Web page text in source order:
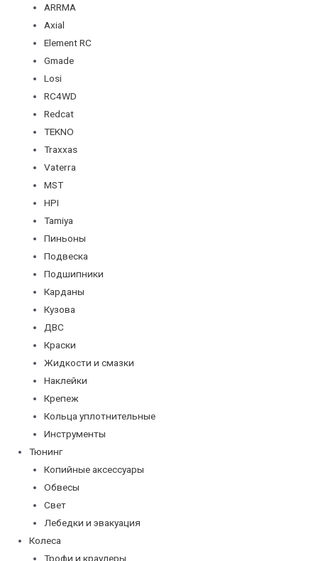
ARRMA
Axial
Element RC
Gmade
Losi
RC4WD
Redcat
TEKNO
Traxxas
Vaterra
MST
HPI
Tamiya
Пиньоны
Подвеска
Подшипники
Карданы
Кузова
ДВС
Краски
Жидкости и смазки
Наклейки
Крепеж
Кольца уплотнительные
Инструменты
Тюнинг
Копийные аксессуары
Обвесы
Свет
Лебедки и эвакуация
Колеса
Трофи и краулеры